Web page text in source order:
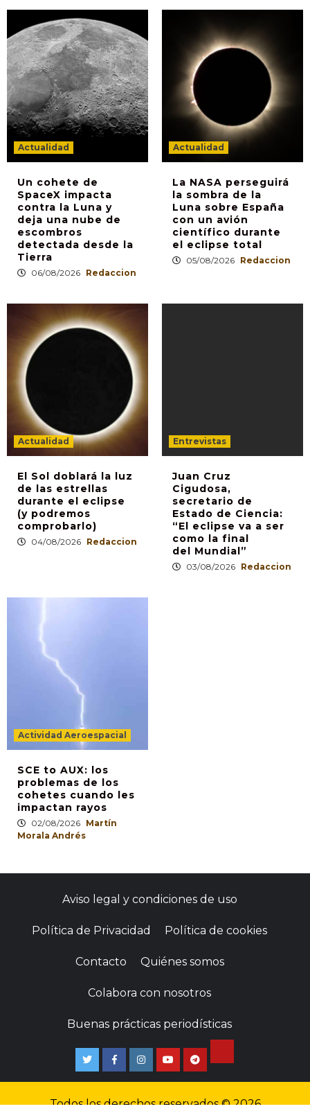
Actualidad
Un cohete de
SpaceX impacta
contra la Luna y
deja una nube de
escombros
detectada desde la
Tierra
06/08/2026 Redaccion
Actualidad
La NASA perseguirá
la sombra de la
Luna sobre España
con un avión
científico durante
el eclipse total
05/08/2026 Redaccion
Actualidad
El Sol doblará la luz
de las estrellas
durante el eclipse
(y podremos
comprobarlo)
04/08/2026 Redaccion
Entrevistas
Juan Cruz
Cigudosa,
secretario de
Estado de Ciencia:
“El eclipse va a ser
como la final
del Mundial”
03/08/2026 Redaccion
Actividad Aeroespacial
SCE to AUX: los
problemas de los
cohetes cuando les
impactan rayos
02/08/2026 Martín
Morala Andrés
Aviso legal y condiciones de uso
Política de Privacidad Política de cookies
Contacto Quiénes somos
Colabora con nosotros
Buenas prácticas periodísticas
Todos los derechos reservados © 2026